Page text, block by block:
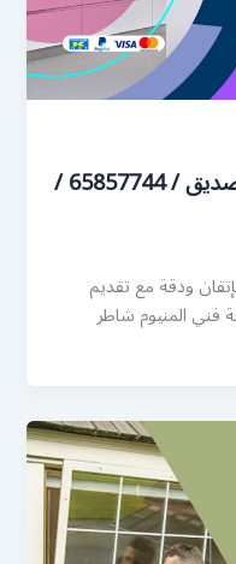
رقم تفصيل مطابخ المنيوم الصديق / 65857744 /
ودقة مع تقديم
فني المنيوم شاطر